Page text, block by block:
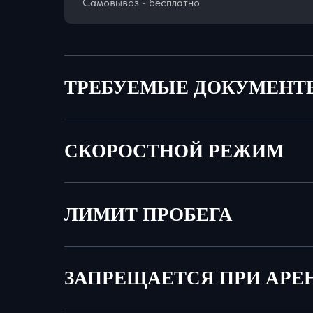
ТРЕБУЕМЫЕ
СКОРОСТНОЙ РЕЖИМ
ЛИМИТ ПРОБЕГА
ЗАПРЕЩАЕТСЯ ПРИ